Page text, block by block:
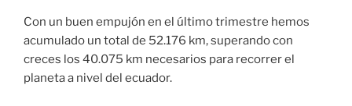
Con un buen empujón en el último trimestre hemos
acumulado un total de 52.176 km, superando con
creces los 40.075 km necesarios para recorrer el
planeta a nivel del ecuador.